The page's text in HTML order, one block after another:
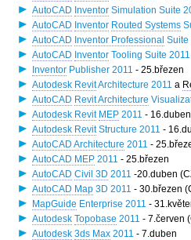
AutoCAD Inventor Simulation Suite
AutoCAD Inventor Routed Systems
AutoCAD Inventor Professional Suite
AutoCAD Inventor Tooling Suite 2011
Inventor Publisher 2011 - 25.březen
Autodesk RevitArchitecture 2011 a
AutoCAD Revit Architecture
Autodesk Revit MEP 2011 - 16.duben
Autodesk RevitStructure 2011 -
AutoCAD Architecture 2011 -
AutoCAD MEP 2011 - 25.březen
AutoCAD Civil 3D 2011 -20.duben
AutoCAD Map 3D 2011 - 30.březen
MapGuide Enterprise 2011 -
Autodesk Topobase 2011 - 7.červen
Autodesk 3ds Max 2011 - 7.duben